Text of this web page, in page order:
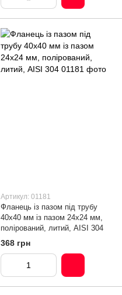
Артикул: 01181
Фланець із пазом під трубу
40х40 мм із пазом 24х24 мм,
полірований, литий, AISI 304
368 грн